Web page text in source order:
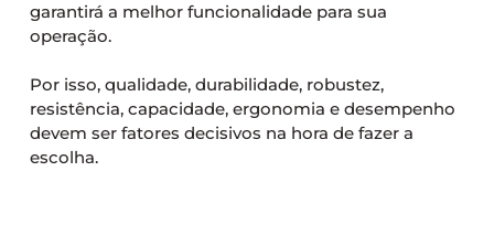
garantirá a melhor funcionalidade para sua
operação.
Por isso, qualidade, durabilidade, robustez,
resistência, capacidade, ergonomia e desempenho
devem ser fatores decisivos na hora de fazer a
escolha.